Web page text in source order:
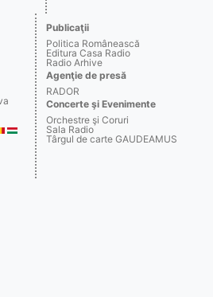
Publicaţii
Politica Românească
Editura Casa Radio
Radio Arhive
Agenţie de presă
RADOR
Concerte şi Evenimente
Orchestre şi Coruri
Sala Radio
Târgul de carte GAUDEAMUS